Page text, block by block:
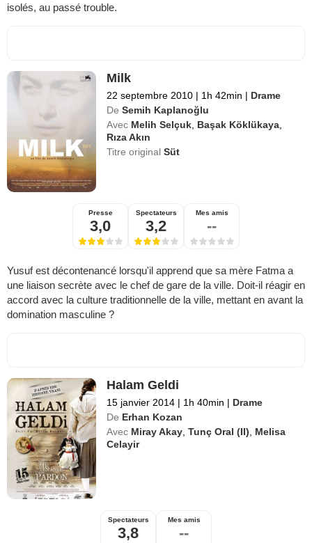
isolés, au passé trouble.
Milk
22 septembre 2010 | 1h 42min | Drame
De Semih Kaplanoğlu
Avec Melih Selçuk Başak Köklükaya
Rıza Akın
Titre originalSüt
Presse
3,0
Spectateurs
3,2
Mes amis
--
Yusuf est décontenancé lorsqu'il apprend que sa mère Fatma a
une liaison secrète avec le chef de gare de la ville. Doit-il réagir en
accord avec la culture traditionnelle de la ville, mettant en avant la
domination masculine ?
Halam Geldi
15 janvier 2014 | 1h 40min | Drame
De Erhan Kozan
Avec Miray Akay ,Tunç Oral (II)
Melisa
Celayir
Spectateurs
3,8
Mes amis
--